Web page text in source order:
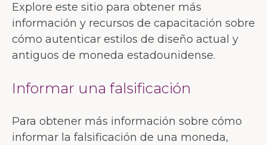
Explore este sitio para obtener más
información y recursos de capacitación sobre
cómo autenticar estilos de diseño actual y
antiguos de moneda estadounidense.
Informar una falsificación
Para obtener más información sobre cómo
informar la falsificación de una moneda,